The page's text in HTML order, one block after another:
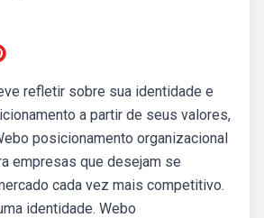
refletir sobre sua identidade e
a partir de seus valores,
posicionamento organizacional
empresas que desejam se
cada vez mais competitivo.
identidade. Webo